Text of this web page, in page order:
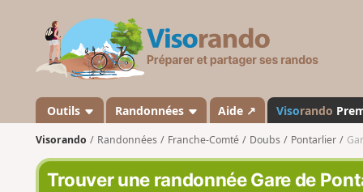
s
a
n
d
o
Outils Randonnées Aide ↗ Visorando
Visorando Randonnées Franche-Comté Doubs Pontarlier
Trouver une randonnée Gare de